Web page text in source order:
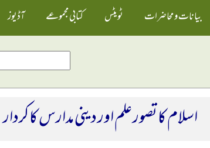
بیانات و محاضرات ٹویٹس کتابی مجموعے آڈیوز
اسلام کا تصور علم اور دینی مدارس کا کردار